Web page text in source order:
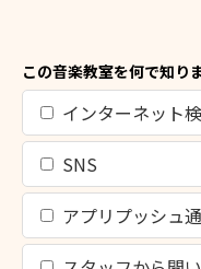
この音楽教室を何で知り
インターネット
SNS
アプリプッシュ